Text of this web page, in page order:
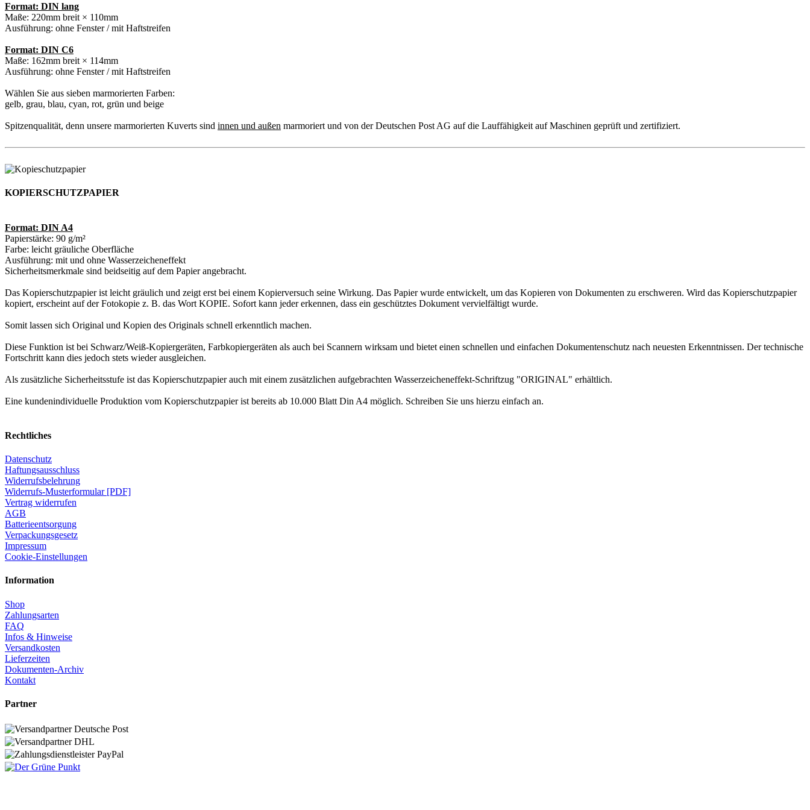
Format: DIN lang
Maße: 220mm breit × 110mm
Ausführung: ohne Fenster / mit Haftstreifen
Format: DIN C6
Maße: 162mm breit × 114mm
Ausführung: ohne Fenster / mit Haftstreifen
Wählen Sie aus sieben marmorierten Farben:
gelb, grau, blau, cyan, rot, grün und beige
Spitzenqualität, denn unsere marmorierten Kuverts sind innen und außen marmoriert und von der Deutschen Post AG auf die Lauffähigkeit auf Maschinen geprüft und zertifiziert.
KOPIERSCHUTZPAPIER
Format: DIN A4
Papierstärke: 90 g/m²
Farbe: leicht gräuliche Oberfläche
Ausführung: mit und ohne Wasserzeicheneffekt
Sicherheitsmerkmale sind beidseitig auf dem Papier angebracht.
Das Kopierschutzpapier ist leicht gräulich und zeigt erst bei einem Kopierversuch seine Wirkung. Das Papier wurde entwickelt, um das Kopieren von Dokumenten zu erschweren. Wird das Kopierschutzpapier
kopiert, erscheint auf der Fotokopie z. B. das Wort KOPIE. Sofort kann jeder erkennen, dass ein geschütztes Dokument vervielfältigt wurde.
Somit lassen sich Original und Kopien des Originals schnell erkenntlich machen.
Diese Funktion ist bei Schwarz/Weiß-Kopiergeräten, Farbkopiergeräten als auch bei Scannern wirksam und bietet einen schnellen und einfachen Dokumentenschutz nach neuesten Erkenntnissen. Der technische
Fortschritt kann dies jedoch stets wieder ausgleichen.
Als zusätzliche Sicherheitsstufe ist das Kopierschutzpapier auch mit einem zusätzlichen aufgebrachten Wasserzeicheneffekt-Schriftzug "ORIGINAL" erhältlich.
Eine kundenindividuelle Produktion vom Kopierschutzpapier ist bereits ab 10.000 Blatt Din A4 möglich. Schreiben Sie uns hierzu einfach an.
Rechtliches
Datenschutz
Haftungsausschluss
Widerrufsbelehrung
Widerrufs-Musterformular [PDF]
Vertrag widerrufen
AGB
Batterieentsorgung
Verpackungsgesetz
Impressum
Cookie-Einstellungen
Information
Shop
Zahlungsarten
FAQ
Infos & Hinweise
Versandkosten
Lieferzeiten
Dokumenten-Archiv
Kontakt
Partner